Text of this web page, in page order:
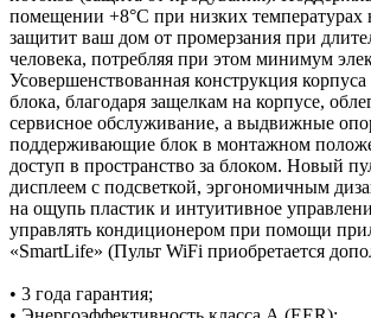
помещении +8°C при низких температурах
защитит ваш дом от промерзания при
человека, потребляя при этом минимум
Усовершенствованная конструкция
блока, благодаря защелкам на корпусе,
сервисное обслуживание, а выдвижные
поддерживающие блок в монтажном
доступ в пространство за блоком. Новый
дисплеем с подсветкой, эргономичным
на ощупь пластик и интуитивное
управлять кондиционером при помощи
«SmartLife» (Пульт WiFi приобретается
• 3 года гарантия;